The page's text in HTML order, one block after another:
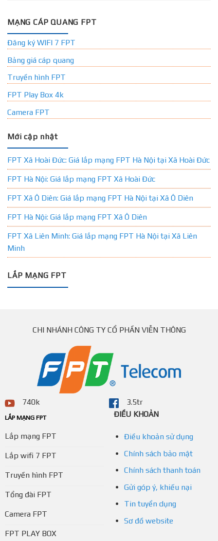
MẠNG CÁP QUANG FPT
Đăng ký WIFI 7 FPT
Bảng giá cáp quang
Truyền hình FPT
FPT Play Box 4k
Camera FPT
Mới cập nhật
FPT Xã Hoài Đức: Giá lắp mạng FPT Hà Nội tại Xã Hoài Đức
FPT Hà Nội: Giá lắp mạng FPT Xã Hoài Đức
FPT Xã Ô Diên: Giá lắp mạng FPT Hà Nội tại Xã Ô Diên
FPT Hà Nội: Giá lắp mạng FPT Xã Ô Diên
FPT Xã Liên Minh: Giá lắp mạng FPT Hà Nội tại Xã Liên
Minh
LẮP MẠNG FPT
CHI NHÁNH CÔNG TY CỔ PHẦN VIỄN THÔNG
740k 3.5tr
LẮP MẠNG FPT
Lắp mạng FPT
Lắp wifi 7 FPT
Truyền hình FPT
Tổng đài FPT
Camera FPT
FPT PLAY BOX
ĐIỀU KHOẢN
Điều khoản sử dụng
Chính sách bảo mật
Chính sách thanh toán
Gửi góp ý, khiếu nại
Tin tuyển dụng
Sơ đồ website